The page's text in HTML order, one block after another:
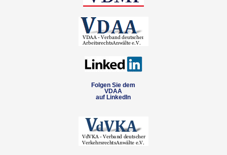
Folgen Sie dem
VDAA
auf LinkedIn